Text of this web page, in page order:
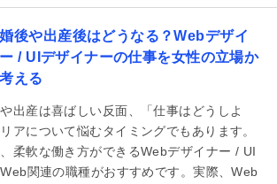
後や出産後はどうなる？Webデザイ
/ UIデザイナーの仕事を女性の立場か
える
出産は喜ばしい反面、「仕事はどうしよ
アについて悩むタイミングでもあります。
柔軟な働き方ができるWebデザイナー / UI
関連の職種がおすすめです。実際、Web